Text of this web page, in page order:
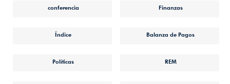
conferencia Finanzas
Índice Balanza de Pagos
Políticas REM